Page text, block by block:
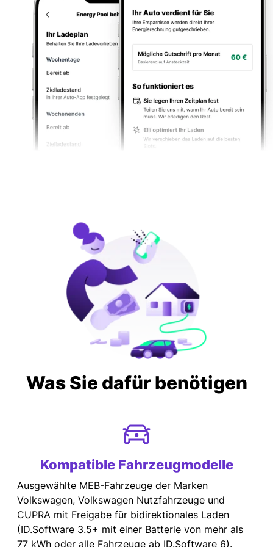
Was Sie dafür benötigen
Kompatible Fahrzeugmodelle
Ausgewählte MEB-Fahrzeuge der Marken
Volkswagen, Volkswagen Nutzfahrzeuge und
CUPRA mit Freigabe für bidirektionales Laden
(ID.Software 3.5+ mit einer Batterie von mehr als
77 kWh oder alle Fahrzeuge ab ID.Software 6).